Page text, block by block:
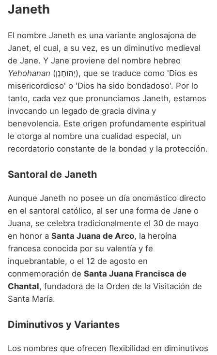
Nombres de Niña que empiezan por S
Nombres de Niña que empiezan por T
Nombres de Niña que empiezan por U
Nombres de Niña que empiezan por V
Nombres de Niña que empiezan por W
Nombres de Niña que empiezan por X
Nombres de Niña que empiezan por Y
Nombres de Niña que empiezan por Z
Nombres de Niña Vascos
Janeth
El nombre Janeth es una variante anglosajona de
Janet, el cual, a su vez, es un diminutivo medieval
de Jane. Y Jane proviene del nombre hebreo
Yehohanan (יְהוֹחָנָן), que se traduce como 'Dios es
misericordioso' o 'Dios ha sido bondadoso'. Por lo
tanto, cada vez que pronunciamos Janeth, estamos
invocando un legado de gracia divina y
benevolencia. Este origen profundamente espiritual
le otorga al nombre una cualidad especial, un
recordatorio constante de la bondad y la protección.
Santoral de Janeth
Aunque Janeth no posee un día onomástico directo
en el santoral católico, al ser una forma de Jane o
Juana, se celebra tradicionalmente el 30 de mayo
en honor a Santa Juana de Arco, la heroína
francesa conocida por su valentía y fe
inquebrantable, o el 12 de agosto en
conmemoración de Santa Juana Francisca de
Chantal, fundadora de la Orden de la Visitación de
Santa María.
Diminutivos y Variantes
Los nombres que ofrecen flexibilidad en diminutivos